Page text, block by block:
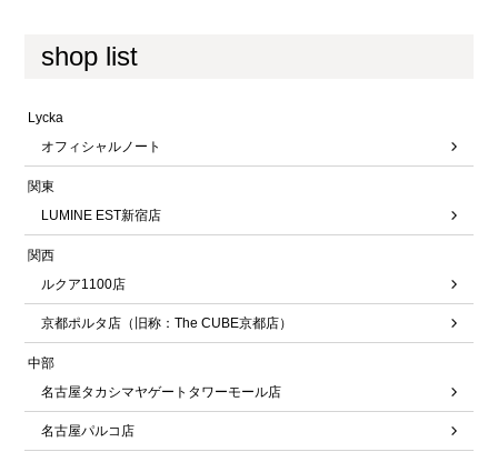
shop list
Lycka
オフィシャルノート
関東
LUMINE EST新宿店
関西
ルクア1100店
京都ポルタ店（旧称：The CUBE京都店）
中部
名古屋タカシマヤゲートタワーモール店
名古屋パルコ店